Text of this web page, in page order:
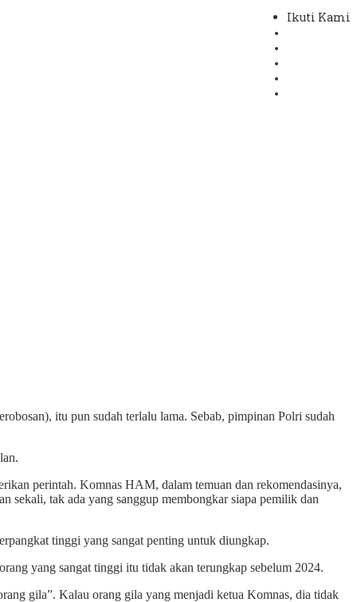
Ikuti Kami
itu pun sudah terlalu lama. Sebab, pimpinan Polri sudah
perintah. Komnas HAM, dalam temuan dan rekomendasinya,
sekali, tak ada yang sanggup membongkar siapa pemilik dan
tinggi yang sangat penting untuk diungkap.
yang sangat tinggi itu tidak akan terungkap sebelum 2024.
gila”. Kalau orang gila yang menjadi ketua Komnas, dia tidak